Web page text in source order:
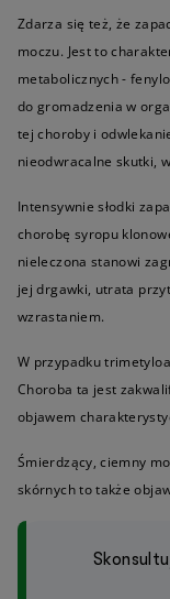
Zdarza się też, że
moczu. Jest to
metabolicznych -
do gromadzenia w
tej choroby i
nieodwracalne skutki,
Intensywnie słodki
chorobę syropu
nieleczona stanowi
jej drgawki, utrata
wzrastaniem.
W przypadku
Choroba ta jest
objawem
Śmierdzący, ciemny
skórnych to także